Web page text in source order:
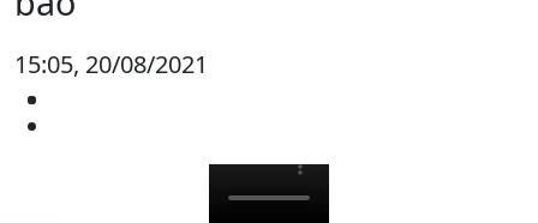
15:05, 20/08/2021